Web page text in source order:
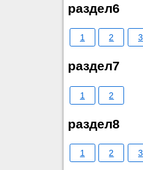
раздел6
1 2 3
раздел7
1 2
раздел8
1 2 3